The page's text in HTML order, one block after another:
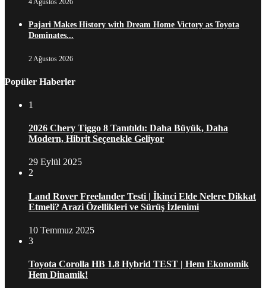
Pajari Makes History with Dream Home Victory as Toyota
Dominates...
2 Ağustos 2026
Popüler Haberler
1
2026 Chery Tiggo 8 Tanıtıldı: Daha Büyük, Daha
Modern, Hibrit Seçenekle Geliyor
29 Eylül 2025
2
Land Rover Freelander Testi | İkinci Elde Nelere Dikkat
Etmeli? Arazi Özellikleri ve Sürüş İzlenimi
10 Temmuz 2025
3
Toyota Corolla HB 1.8 Hybrid TEST | Hem Ekonomik
Hem Dinamik!